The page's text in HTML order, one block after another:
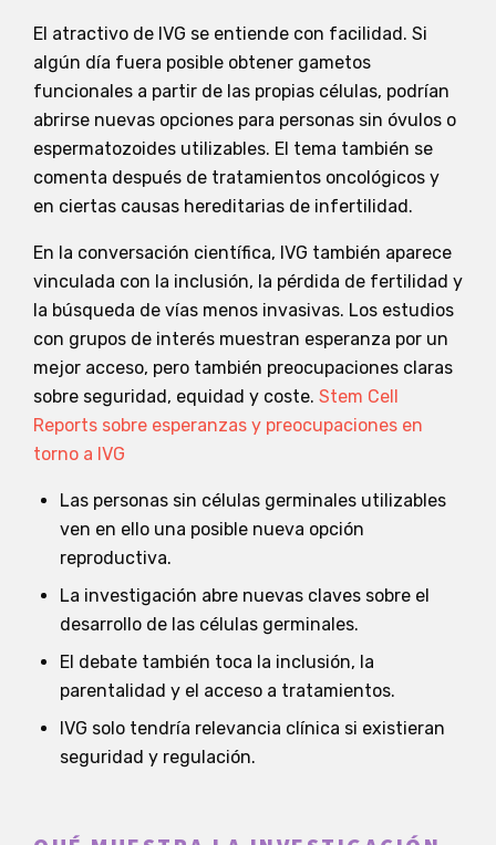
El atractivo de IVG se entiende con facilidad. Si
algún día fuera posible obtener gametos
funcionales a partir de las propias células, podrían
abrirse nuevas opciones para personas sin óvulos o
espermatozoides utilizables. El tema también se
comenta después de tratamientos oncológicos y
en ciertas causas hereditarias de infertilidad.
En la conversación científica, IVG también aparece
vinculada con la inclusión, la pérdida de fertilidad y
la búsqueda de vías menos invasivas. Los estudios
con grupos de interés muestran esperanza por un
mejor acceso, pero también preocupaciones claras
sobre seguridad, equidad y coste. Stem Cell
Reports sobre esperanzas y preocupaciones en
torno a IVG
Las personas sin células germinales utilizables
ven en ello una posible nueva opción
reproductiva.
La investigación abre nuevas claves sobre el
desarrollo de las células germinales.
El debate también toca la inclusión, la
parentalidad y el acceso a tratamientos.
IVG solo tendría relevancia clínica si existieran
seguridad y regulación.